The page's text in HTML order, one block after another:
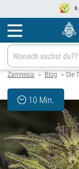
Zamnesia > Blog > Die
10 Min.